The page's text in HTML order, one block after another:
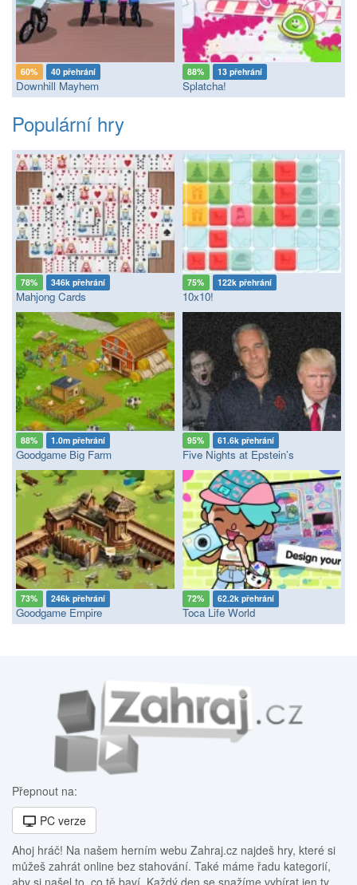
60% 40 přehrání
Downhill Mayhem
88% 13 přehrání
Splatcha!
Populární hry
78% 346k přehrání
Mahjong Cards
75% 122k přehrání
10x10!
88% 1.0m přehrání
Goodgame Big Farm
95% 61.6k přehrání
Five Nights at Epstein’s
73% 246k přehrání
Goodgame Empire
72% 62.2k přehrání
Toca Life World
Přepnout na:
PC verze
Ahoj hráč! Na našem herním webu Zahraj.cz najdeš hry, které si
můžeš zahrát online bez stahování. Také máme řadu kategorií,
aby si našel to, co tě baví. Každý den se snažíme vybírat jen ty